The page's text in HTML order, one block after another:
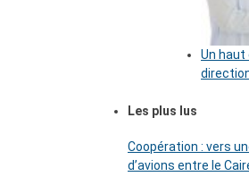
Un haut
Les plus lus
Coopération : vers
d’avions entre le